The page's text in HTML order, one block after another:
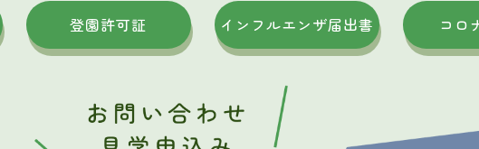
登園許可証 インフルエンザ届出書 コロ